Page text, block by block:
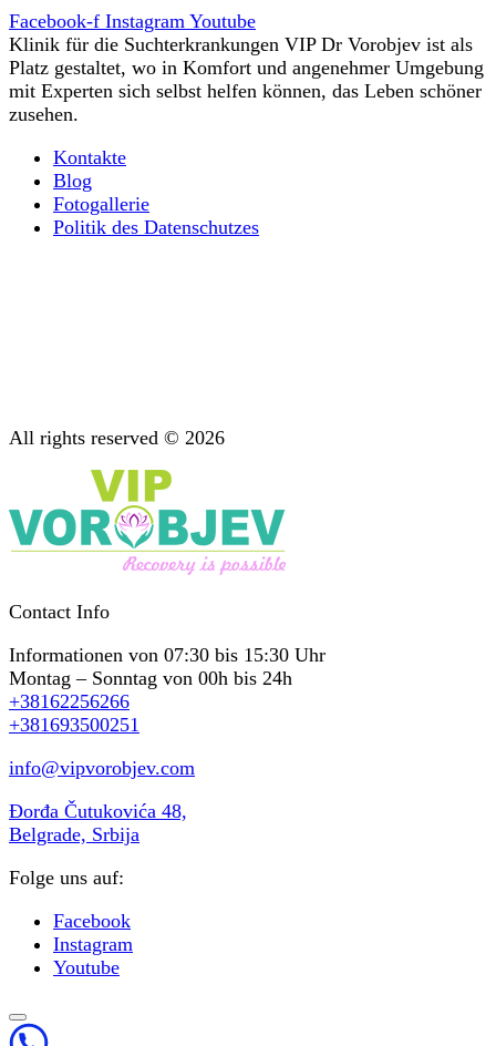
Facebook-f Instagram Youtube
Klinik für die Suchterkrankungen VIP Dr Vorobjev ist als
Platz gestaltet, wo in Komfort und angenehmer Umgebung
mit Experten sich selbst helfen können, das Leben schöner
zusehen.
Kontakte
Blog
Fotogallerie
Politik des Datenschutzes
All rights reserved © 2026
Contact Info
Informationen von 07:30 bis 15:30 Uhr
Montag – Sonntag von 00h bis 24h
+38162256266
+381693500251
info@vipvorobjev.com
Đorđa Čutukovića 48,
Belgrade, Srbija
Folge uns auf:
Facebook
Instagram
Youtube